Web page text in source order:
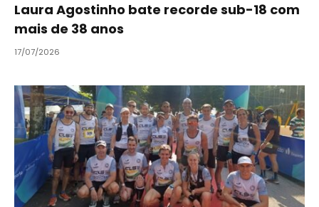
Laura Agostinho bate recorde sub-18 com
mais de 38 anos
17/07/2026